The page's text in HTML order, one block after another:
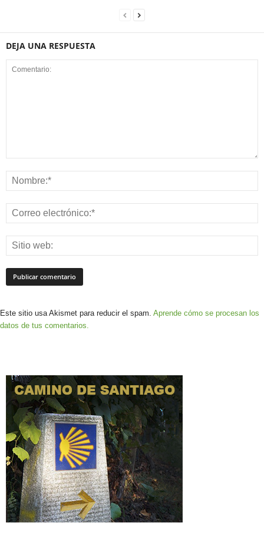
DEJA UNA RESPUESTA
Este sitio usa Akismet para reducir el spam. Aprende cómo se procesan los
datos de tus comentarios.